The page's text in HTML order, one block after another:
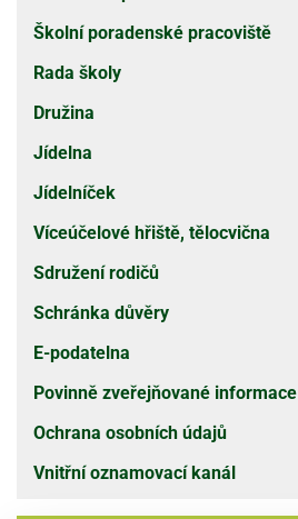
Školní poradenské pracoviště
Rada školy
Družina
Jídelna
Jídelníček
Víceúčelové hřiště, tělocvična
Sdružení rodičů
Schránka důvěry
E-podatelna
Povinně zveřejňované informace
Ochrana osobních údajů
Vnitřní oznamovací kanál